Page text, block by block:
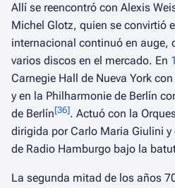
Allí se reencontró con Alexis
Michel Glotz, quien se convirtió
internacional continuó en auge,
varios discos en el mercado. En
Carnegie Hall de Nueva York
y en la Philharmonie de Berlín
de Berlín[36]. Actuó con la
dirigida por Carlo Maria Giulini
de Radio Hamburgo bajo la
La segunda mitad de los años